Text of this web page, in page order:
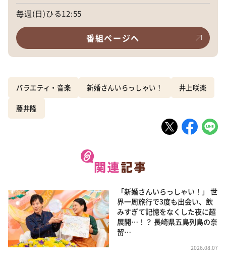
毎週(日)ひる12:55
番組ページへ
バラエティ・音楽 新婚さんいらっしゃい！ 井上咲楽
藤井隆
「新婚さんいらっしゃい！」 世
界一周旅行で3度も出会い、飲
みすぎて記憶をなくした夜に超
展開…！？ 長崎県五島列島の奈
留…
2026.08.07